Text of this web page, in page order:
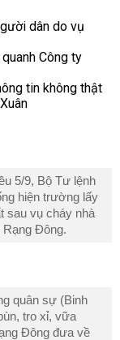
dân do vụ
Công ty
tin không thật
5/9, Bộ Tư lệnh
hiện trường lấy
sau vụ cháy nhà
Đông.
quân sự (Binh
tro xỉ, vữa
Đông đưa về